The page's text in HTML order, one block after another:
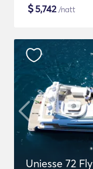
$5,742/natt
Uniesse 72 Fly